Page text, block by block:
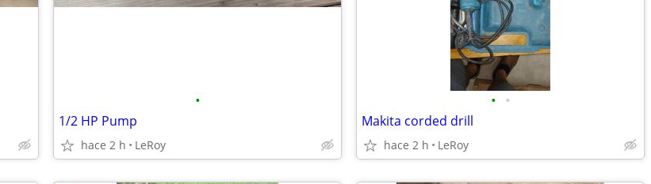
•
1/2 HP Pump
hace 2 h LeRoy
• •
Makita corded drill
hace 2 h LeRoy